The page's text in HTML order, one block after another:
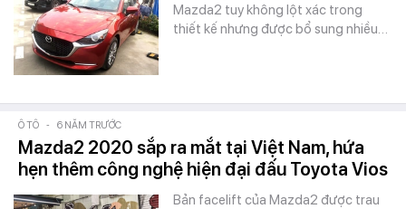
Mazda2 tuy không lột xác trong
thiết kế nhưng được bổ sung nhiều…
Ô TÔ - 6 NĂM TRƯỚC
Mazda2 2020 sắp ra mắt tại Việt Nam, hứa
hẹn thêm công nghệ hiện đại đấu Toyota Vios
Bản facelift của Mazda2 được trau